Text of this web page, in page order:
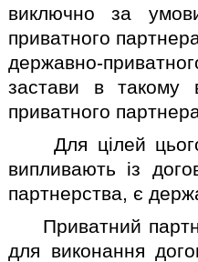
виключно за
приватного
державно-
застави в такому
приватного
Для цiлей цього
випливають iз
партнерства, є
Приватний
для виконання